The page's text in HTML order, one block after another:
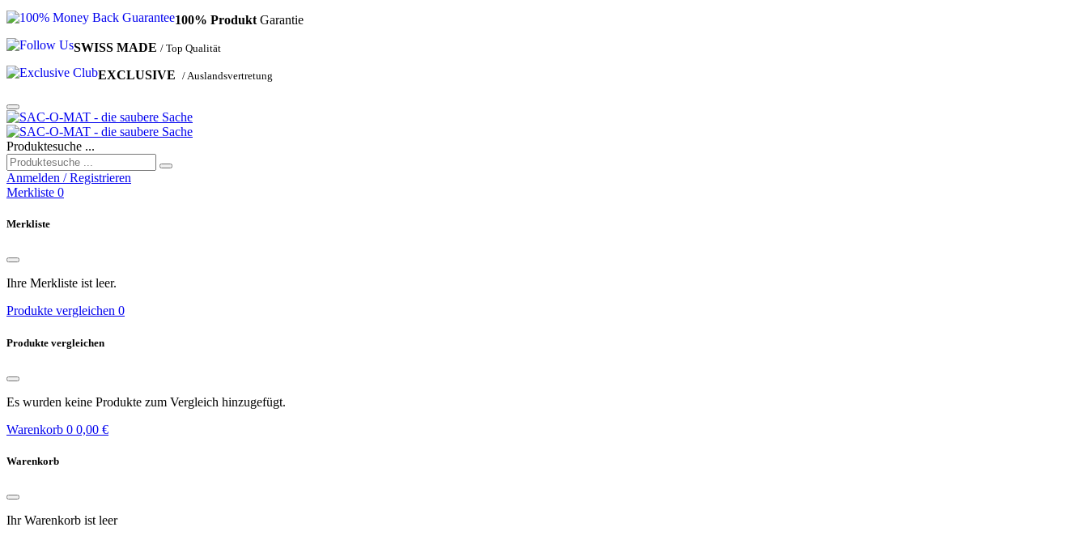
100% Produkt Garantie
SWISS MADE / Top Qualität
EXCLUSIVE / Auslandsvertretung
Produktesuche ...
Anmelden / Registrieren
Merkliste 0
Merkliste
Ihre Merkliste ist leer.
Produkte vergleichen 0
Produkte vergleichen
Es wurden keine Produkte zum Vergleich hinzugefügt.
Warenkorb 0 0,00 €
Warenkorb
Ihr Warenkorb ist leer